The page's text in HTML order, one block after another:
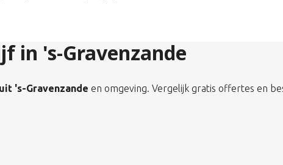
in 's-Gravenzande
's-Gravenzande en omgeving. Vergelijk gratis offertes en